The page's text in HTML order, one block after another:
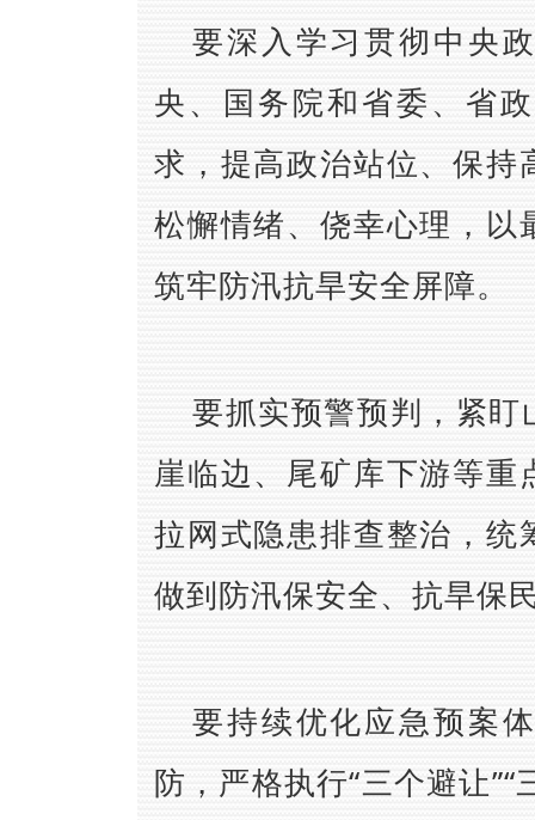
要深入学习贯彻中央
央、国务院和省委、省
求，提高政治站位、保
松懈情绪、侥幸心理，
筑牢防汛抗旱安全屏障。
要抓实预警预判，紧
崖临边、尾矿库下游等
拉网式隐患排查整治，
做到防汛保安全、抗旱保
要持续优化应急预案
防，严格执行“三个避让